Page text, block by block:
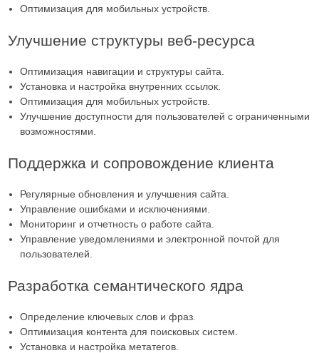
Оптимизация для мобильных устройств.
Улучшение структуры веб-ресурса
Оптимизация навигации и структуры сайта.
Установка и настройка внутренних ссылок.
Оптимизация для мобильных устройств.
Улучшение доступности для пользователей с ограниченными
возможностями.
Поддержка и сопровождение клиента
Регулярные обновления и улучшения сайта.
Управление ошибками и исключениями.
Мониторинг и отчетность о работе сайта.
Управление уведомлениями и электронной почтой для
пользователей.
Разработка семантического ядра
Определение ключевых слов и фраз.
Оптимизация контента для поисковых систем.
Установка и настройка метатегов.